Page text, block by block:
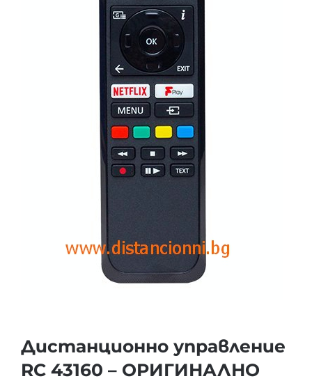
Дистанционно управление
RC 43160 – ОРИГИНАЛНО